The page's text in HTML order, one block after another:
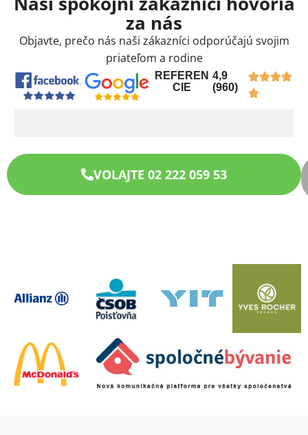
za nás
Objavte, prečo nás naši zákazníci odporúčajú svojim
priateľom a rodine
REFEREN
CIE
4,9
(960)
VOLAJTE 02 222 059 53